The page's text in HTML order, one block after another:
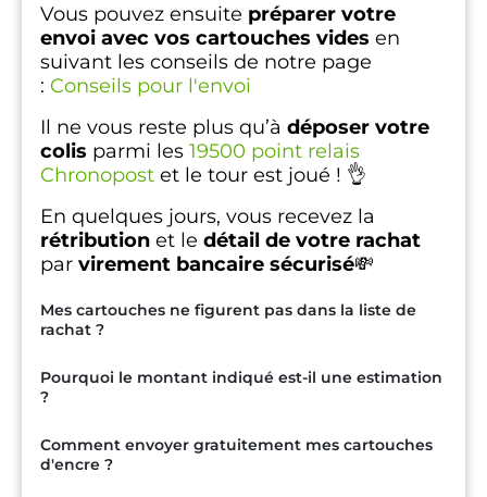
Vous pouvez ensuite préparer votre
envoi avec vos cartouches vides en
suivant les conseils de notre page
: Conseils pour l'envoi
Il ne vous reste plus qu’à déposer votre
colis parmi les 19500 point relais
Chronopost et le tour est joué ! 👌
En quelques jours, vous recevez la
rétribution et le détail de votre rachat
par virement bancaire sécurisé💸
Mes cartouches ne figurent pas dans la liste de
rachat ?
Pourquoi le montant indiqué est-il une estimation
?
Comment envoyer gratuitement mes cartouches
d'encre ?